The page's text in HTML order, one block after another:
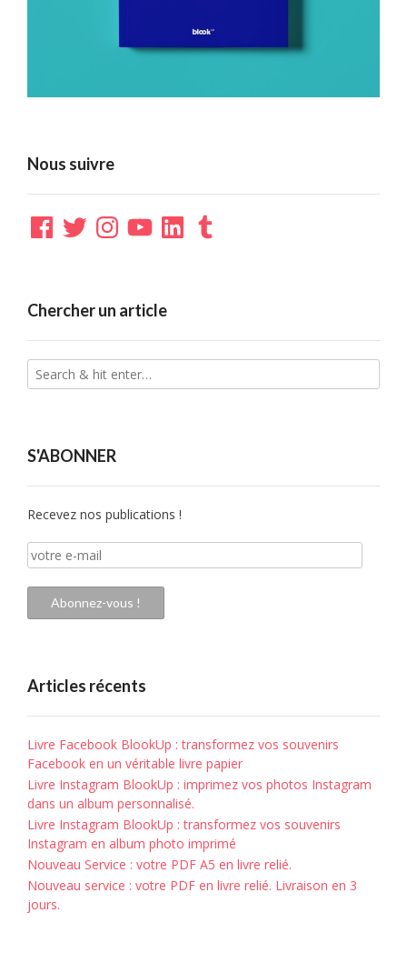
Nous suivre
Facebook
TwitterInstagramYouTubeLinkedInTumblr
Chercher un article
S'ABONNER
Recevez nos publications !
votre
e-
mail
Abonnez-vous !
Articles récents
Livre Facebook BlookUp : transformez vos souvenirs
Facebook en un véritable livre papier
Livre Instagram BlookUp : imprimez vos photos Instagram
dans un album personnalisé.
Livre Instagram BlookUp : transformez vos souvenirs
Instagram en album photo imprimé
Nouveau Service : votre PDF A5 en livre relié.
Nouveau service : votre PDF en livre relié. Livraison en 3
jours.